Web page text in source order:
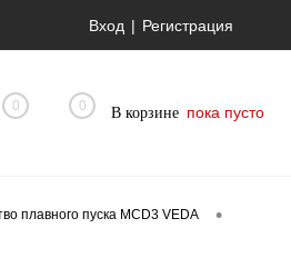
Вход Регистрация
0 0 В корзине пока пусто
плавного пуска MCD3 VEDA •